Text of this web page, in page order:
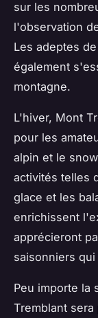
sur les
l'observation
Les adeptes
également
montagne.
L'hiver, Mont
pour les
alpin et le
activités telles
glace et les
enrichissent
apprécieront
saisonniers
Peu importe la
Tremblant